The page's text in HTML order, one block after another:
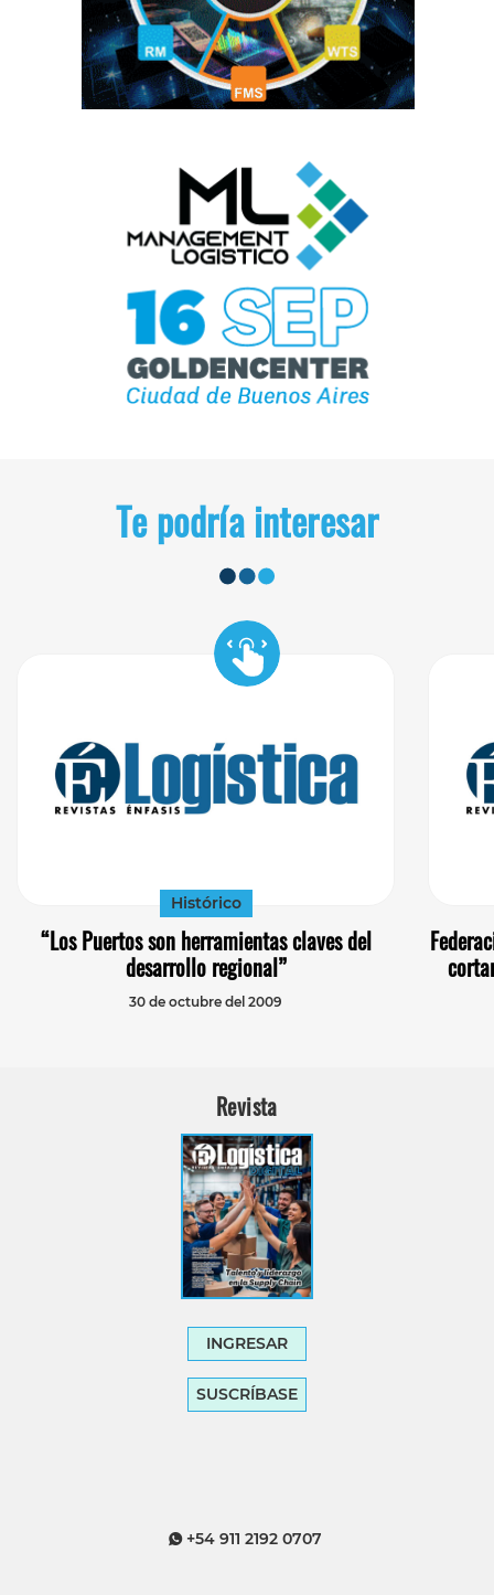
Te podría interesar
Histórico
“Los Puertos son herramientas claves del
desarrollo regional”
30 de octubre del 2009
Revista
INGRESAR
SUSCRÍBASE
+54 911 2192 0707